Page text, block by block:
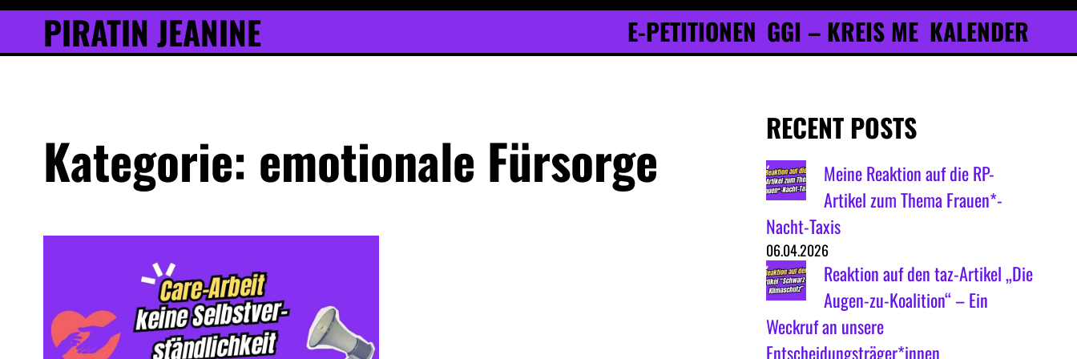
springen
Skip
content
PIRATIN JEANINE E-PETITIONEN GGI – KREIS ME KALENDER
Kategorie: emotionale Fürsorge RECENT POSTS
Meine Reaktion auf die RP-
Artikel zum Thema Frauen*-
Nacht-Taxis
06.04.2026
Reaktion auf den taz-Artikel „Die
Augen-zu-Koalition“ – Ein
Weckruf an unsere
Entscheidungsträger*innen